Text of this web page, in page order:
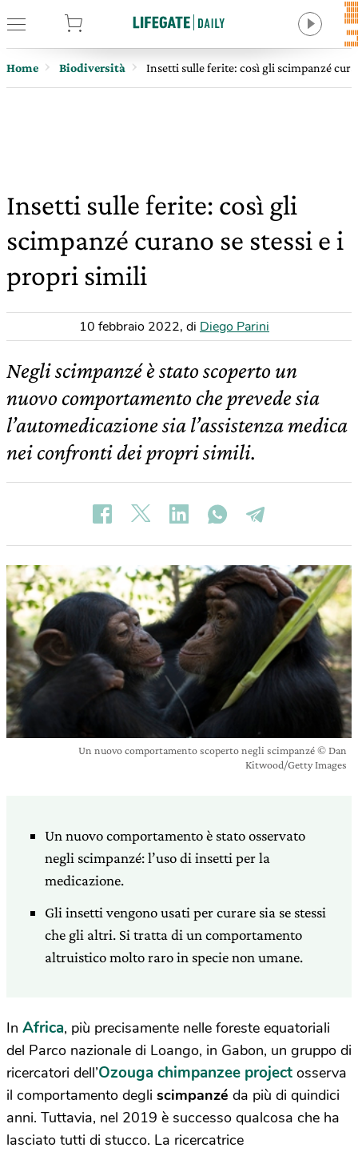
Home Biodiversità Insetti sulle ferite: così gli scimpanzé
Insetti sulle ferite: così gli
scimpanzé curano se stessi e i
propri simili
10 febbraio 2022, di Diego Parini
Negli scimpanzé è stato scoperto un
nuovo comportamento che prevede sia
l’automedicazione sia l’assistenza medica
nei confronti dei propri simili.
Un nuovo comportamento scoperto negli scimpanzé © Dan
Kitwood/Getty Images
Un nuovo comportamento è stato osservato
negli scimpanzé: l’uso di insetti per la
medicazione.
Gli insetti vengono usati per curare sia se stessi
che gli altri. Si tratta di un comportamento
altruistico molto raro in specie non umane.
In Africa, più precisamente nelle foreste equatoriali
del Parco nazionale di Loango, in Gabon, un gruppo di
ricercatori dell’Ozouga chimpanzee project osserva
il comportamento degli scimpanzé da più di quindici
anni. Tuttavia, nel 2019 è successo qualcosa che ha
lasciato tutti di stucco. La ricercatrice